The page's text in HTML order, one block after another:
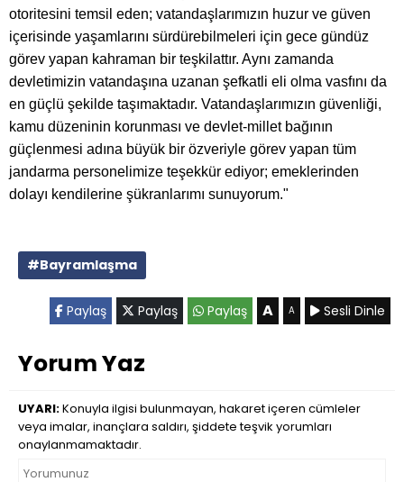
otoritesini temsil eden; vatandaşlarımızın huzur ve güven
içerisinde yaşamlarını sürdürebilmeleri için gece gündüz
görev yapan kahraman bir teşkilattır. Aynı zamanda
devletimizin vatandaşına uzanan şefkatli eli olma vasfını da
en güçlü şekilde taşımaktadır. Vatandaşlarımızın güvenliği,
kamu düzeninin korunması ve devlet-millet bağının
güçlenmesi adına büyük bir özveriyle görev yapan tüm
jandarma personelimize teşekkür ediyor; emeklerinden
dolayı kendilerine şükranlarımı sunuyorum."
#Bayramlaşma
Paylaş Paylaş Paylaş A A Sesli Dinle
Yorum Yaz
UYARI:Konuyla ilgisi bulunmayan, hakaret içeren cümleler
veya imalar, inançlara saldırı, şiddete teşvik yorumları
onaylanmamaktadır.